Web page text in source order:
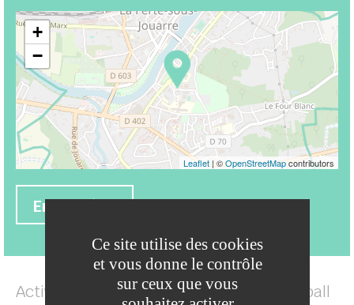
+
−
Leaflet | ©OpenStreetMapcontributors
En savoir +
Activités : Basket-Ball, Volley-ball, Handball
Ce site utilise des cookies
et vous donne le contrôle
sur ceux que vous